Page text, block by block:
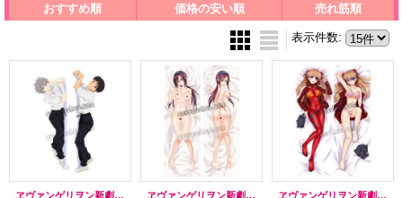
おすすめ順 価格の安い順 売れ筋順
表示件数:
ヱヴァンゲリヲン新劇場版 渚カヲル風 ●等身大 抱き枕カバー ヱヴァンゲリヲン新劇場版:破 真希波・マリ・イラストリアス風 ●等身大 抱き枕カバー ヱヴァンゲリヲン新劇場版:破 惣流・アスカ・ラングレー風 ●等身大 抱き枕カバー